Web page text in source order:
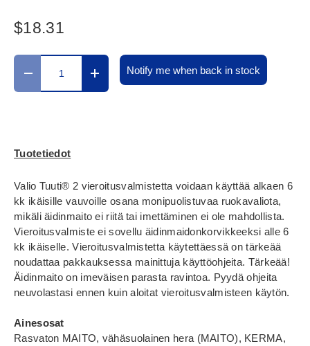
$18.31
Määrä
Translation missing: fi.cart.items.decrease_quantity
Translation missing:
Notify me when back in stock
Tuotetiedot
Valio Tuuti® 2 vieroitusvalmistetta voidaan käyttää alkaen 6
kk ikäisille vauvoille osana monipuolistuvaa ruokavaliota,
mikäli äidinmaito ei riitä tai imettäminen ei ole mahdollista.
Vieroitusvalmiste ei sovellu äidinmaidonkorvikkeeksi alle 6
kk ikäiselle. Vieroitusvalmistetta käytettäessä on tärkeää
noudattaa pakkauksessa mainittuja käyttöohjeita. Tärkeää!
Äidinmaito on imeväisen parasta ravintoa. Pyydä ohjeita
neuvolastasi ennen kuin aloitat vieroitusvalmisteen käytön.
Ainesosat
Rasvaton MAITO, vähäsuolainen hera (MAITO), KERMA,